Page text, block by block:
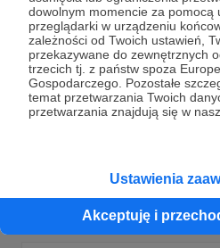
dowolnym momencie za pomocą
przeglądarki w urządzeniu
zależności od Twoich ustawień,
przekazywane do zewnętrznych
trzecich tj. z państw spoza
Gospodarczego. Pozostałe
temat przetwarzania Twoich
przetwarzania znajdują się w
Ustawienia
Akceptuję i
Wesprzyj działalność
Zostań
Promowani autorzy